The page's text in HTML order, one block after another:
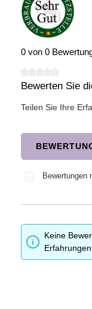
0 von 0
Durchschnittliche
Bewerten Sie
Teilen Sie Ihre
Bewertungen
Keine